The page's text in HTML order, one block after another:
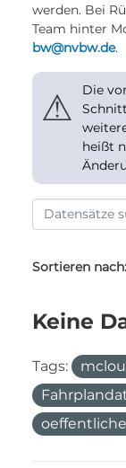
werden. Bei
Team hinter
bw@nvbw.de.
⚠
Die
heißt
Sortieren nach
Keine
Tags: